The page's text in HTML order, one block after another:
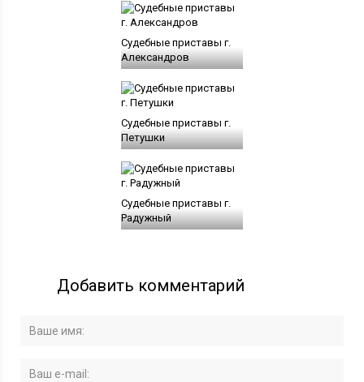
Судебные приставы г.
Александров
Судебные приставы г.
Петушки
Судебные приставы г.
Радужный
Добавить комментарий